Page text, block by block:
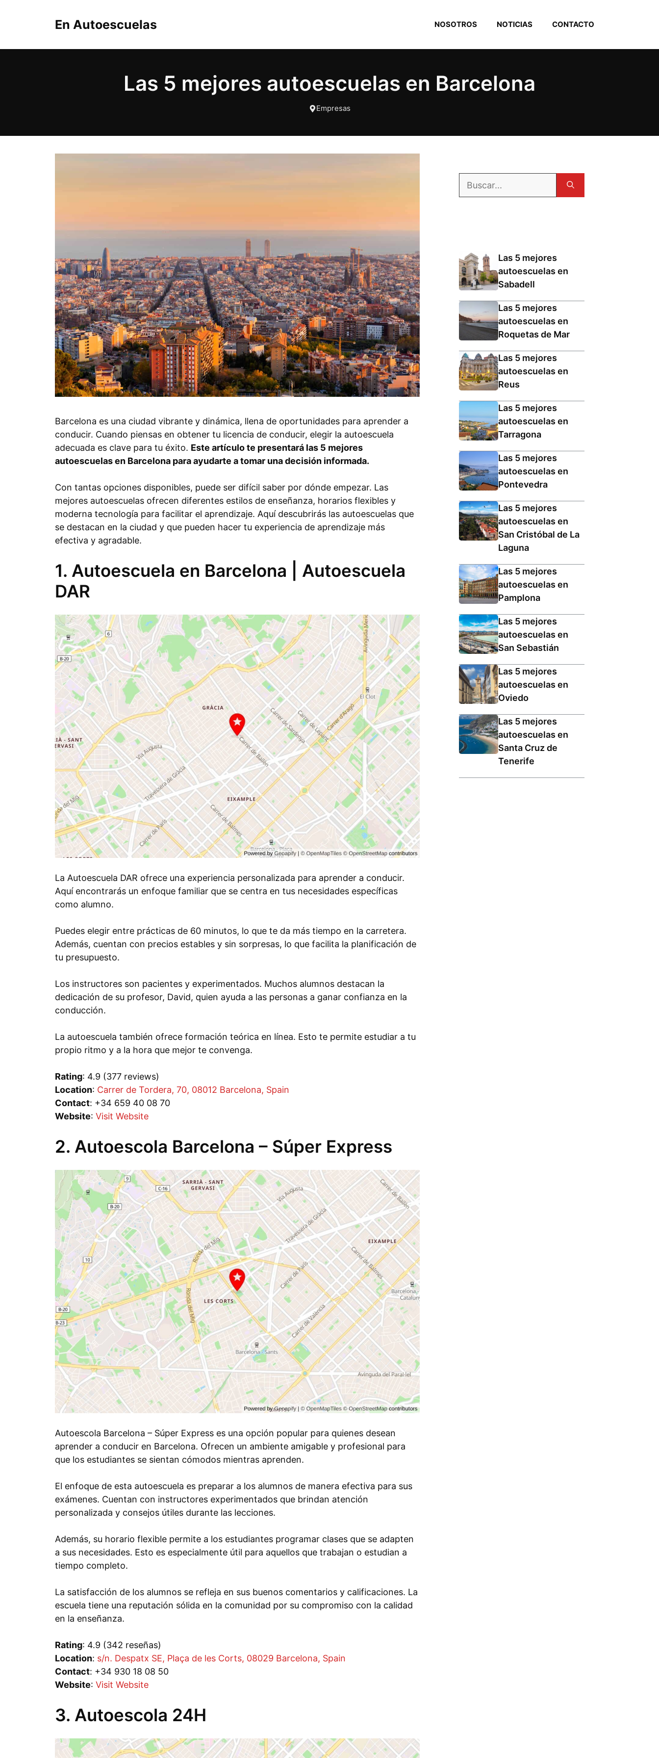
En Autoescuelas NOSOTROS NOTICIAS CONTACTO
Las 5 mejores autoescuelas en Barcelona
Empresas
Barcelona es una ciudad vibrante y dinámica, llena de oportunidades para aprender a
conducir. Cuando piensas en obtener tu licencia de conducir, elegir la autoescuela
adecuada es clave para tu éxito. Este artículo te presentará las 5 mejores
autoescuelas en Barcelona para ayudarte a tomar una decisión informada.
Con tantas opciones disponibles, puede ser difícil saber por dónde empezar. Las
mejores autoescuelas ofrecen diferentes estilos de enseñanza, horarios flexibles y
moderna tecnología para facilitar el aprendizaje. Aquí descubrirás las autoescuelas que
se destacan en la ciudad y que pueden hacer tu experiencia de aprendizaje más
efectiva y agradable.
1. Autoescuela en Barcelona | Autoescuela
DAR
La Autoescuela DAR ofrece una experiencia personalizada para aprender a conducir.
Aquí encontrarás un enfoque familiar que se centra en tus necesidades específicas
como alumno.
Puedes elegir entre prácticas de 60 minutos, lo que te da más tiempo en la carretera.
Además, cuentan con precios estables y sin sorpresas, lo que facilita la planificación de
tu presupuesto.
Los instructores son pacientes y experimentados. Muchos alumnos destacan la
dedicación de su profesor, David, quien ayuda a las personas a ganar confianza en la
conducción.
La autoescuela también ofrece formación teórica en línea. Esto te permite estudiar a tu
propio ritmo y a la hora que mejor te convenga.
Rating: 4.9 (377 reviews)
Location: Carrer de Tordera, 70, 08012 Barcelona, Spain
Contact: +34 659 40 08 70
Website: Visit Website
2. Autoescola Barcelona – Súper Express
Autoescola Barcelona – Súper Express es una opción popular para quienes desean
aprender a conducir en Barcelona. Ofrecen un ambiente amigable y profesional para
que los estudiantes se sientan cómodos mientras aprenden.
El enfoque de esta autoescuela es preparar a los alumnos de manera efectiva para sus
exámenes. Cuentan con instructores experimentados que brindan atención
personalizada y consejos útiles durante las lecciones.
Además, su horario flexible permite a los estudiantes programar clases que se adapten
a sus necesidades. Esto es especialmente útil para aquellos que trabajan o estudian a
tiempo completo.
La satisfacción de los alumnos se refleja en sus buenos comentarios y calificaciones. La
escuela tiene una reputación sólida en la comunidad por su compromiso con la calidad
en la enseñanza.
Rating: 4.9 (342 reseñas)
Location: s/n. Despatx SE, Plaça de les Corts, 08029 Barcelona, Spain
Contact: +34 930 18 08 50
Website: Visit Website
3. Autoescola 24H
Las 5 mejores
autoescuelas en
Sabadell
Las 5 mejores
autoescuelas en
Roquetas de Mar
Las 5 mejores
autoescuelas en
Reus
Las 5 mejores
autoescuelas en
Tarragona
Las 5 mejores
autoescuelas en
Pontevedra
Las 5 mejores
autoescuelas en
San Cristóbal de La
Laguna
Las 5 mejores
autoescuelas en
Pamplona
Las 5 mejores
autoescuelas en
San Sebastián
Las 5 mejores
autoescuelas en
Oviedo
Las 5 mejores
autoescuelas en
Santa Cruz de
Tenerife